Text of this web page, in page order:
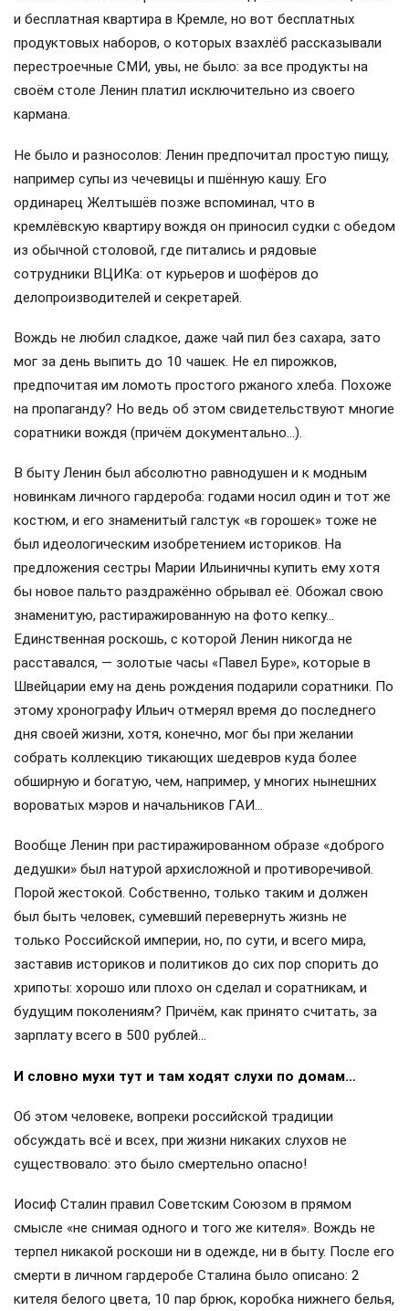
и бесплатная квартира в Кремле, но вот бесплатных
продуктовых наборов, о которых взахлёб рассказывали
перестроечные СМИ, увы, не было: за все продукты на
своём столе Ленин платил исключительно из своего
кармана.
Не было и разносолов: Ленин предпочитал простую пищу,
например супы из чечевицы и пшённую кашу. Его
ординарец Желтышёв позже вспоминал, что в
кремлёвскую квартиру вождя он приносил судки с обедом
из обычной столовой, где питались и рядовые
сотрудники ВЦИКа: от курьеров и шофёров до
делопроизводителей и секретарей.
Вождь не любил сладкое, даже чай пил без сахара, зато
мог за день выпить до 10 чашек. Не ел пирожков,
предпочитая им ломоть простого ржаного хлеба. Похоже
на пропаганду? Но ведь об этом свидетельствуют многие
соратники вождя (причём документально…).
В быту Ленин был абсолютно равнодушен и к модным
новинкам личного гардероба: годами носил один и тот же
костюм, и его знаменитый галстук «в горошек» тоже не
был идеологическим изобретением историков. На
предложения сестры Марии Ильиничны купить ему хотя
бы новое пальто раздражённо обрывал её. Обожал свою
знаменитую, растиражированную на фото кепку…
Единственная роскошь, с которой Ленин никогда не
расставался, — золотые часы «Павел Буре», которые в
Швейцарии ему на день рождения подарили соратники. По
этому хронографу Ильич отмерял время до последнего
дня своей жизни, хотя, конечно, мог бы при желании
собрать коллекцию тикающих шедевров куда более
обширную и богатую, чем, например, у многих нынешних
вороватых мэров и начальников ГАИ…
Вообще Ленин при растиражированном образе «доброго
дедушки» был натурой архисложной и противоречивой.
Порой жестокой. Собственно, только таким и должен
был быть человек, сумевший перевернуть жизнь не
только Российской империи, но, по сути, и всего мира,
заставив историков и политиков до сих пор спорить до
хрипоты: хорошо или плохо он сделал и соратникам, и
будущим поколениям? Причём, как принято считать, за
зарплату всего в 500 рублей…
И словно мухи тут и там ходят слухи по домам…
Об этом человеке, вопреки российской традиции
обсуждать всё и всех, при жизни никаких слухов не
существовало: это было смертельно опасно!
Иосиф Сталин правил Советским Союзом в прямом
смысле «не снимая одного и того же кителя». Вождь не
терпел никакой роскоши ни в одежде, ни в быту. После его
смерти в личном гардеробе Сталина было описано: 2
кителя белого цвета, 10 пар брюк, коробка нижнего белья,